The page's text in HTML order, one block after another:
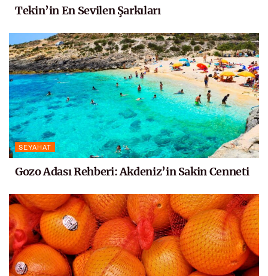
Tekin’in En Sevilen Şarkıları
SEYAHAT
Gozo Adası Rehberi: Akdeniz’in Sakin Cenneti